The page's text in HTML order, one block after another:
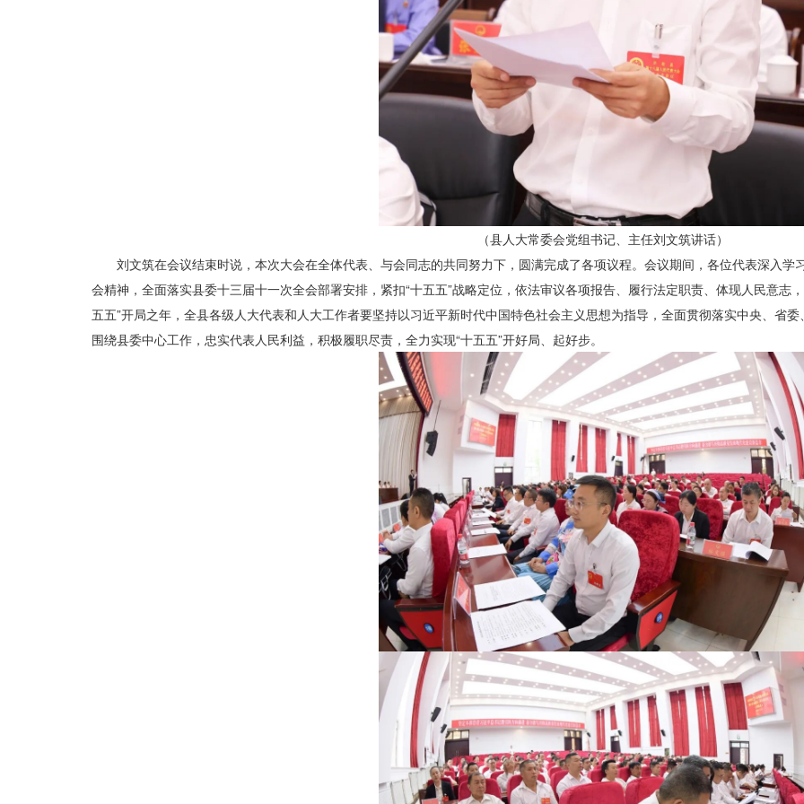
（县人大常委会党组书记、主任刘文筑讲话）
刘文筑在会议结束时说，本次大会在全体代表、与会同志的共同努力下，圆满完成了各项议程。会议期间，各位代表深入
会精神，全面落实县委十三届十一次全会部署安排，紧扣“十五五”战略定位，依法审议各项报告、履行法定职责、体现人民意志
五五”开局之年，全县各级人大代表和人大工作者要坚持以习近平新时代中国特色社会主义思想为指导，全面贯彻落实中央、省
围绕县委中心工作，忠实代表人民利益，积极履职尽责，全力实现“十五五”开好局、起好步。